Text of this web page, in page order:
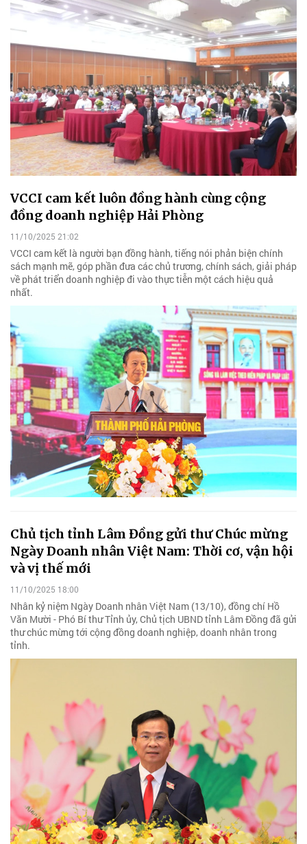
VCCI cam kết luôn đồng hành cùng cộng
đồng doanh nghiệp Hải Phòng
11/10/2025 21:02
VCCI cam kết là người bạn đồng hành, tiếng nói phản biện chính
sách mạnh mẽ, góp phần đưa các chủ trương, chính sách, giải pháp
về phát triển doanh nghiệp đi vào thực tiễn một cách hiệu quả
nhất.
Chủ tịch tỉnh Lâm Đồng gửi thư Chúc mừng
Ngày Doanh nhân Việt Nam: Thời cơ, vận hội
và vị thế mới
11/10/2025 18:00
Nhân kỷ niệm Ngày Doanh nhân Việt Nam (13/10), đồng chí Hồ
Văn Mười - Phó Bí thư Tỉnh ủy, Chủ tịch UBND tỉnh Lâm Đồng đã gửi
thư chúc mừng tới cộng đồng doanh nghiệp, doanh nhân trong
tỉnh.